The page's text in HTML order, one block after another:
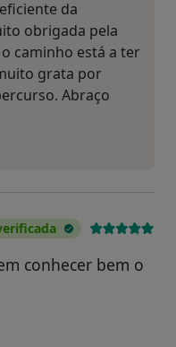
da
obrigada pela
caminho está a ter
grata por
Abraço
conhecer bem o